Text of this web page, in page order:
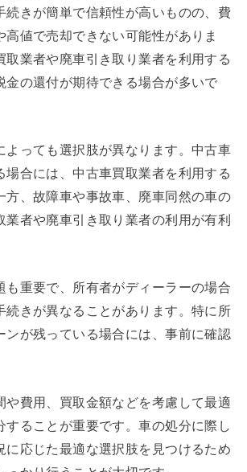
続きが簡単で信頼性が高いものの、費
高値で売却できない可能性がありま
取業者や廃車引き取り業者を利用する
金の還付が期待できる場合が多いで
よっても選択肢が異なります。中古車
場合には、中古車買取業者を利用する
方、故障車や事故車、廃車同然の車の
業者や廃車引き取り業者の利用が有利
も重要で、所有者がディーラーの場合
続きが異なることがあります。特に所
ンが残っている場合には、事前に確認
や費用、買取金額などを考慮して最適
することが重要です。車の処分に際し
に応じた最適な選択肢を見つけるため